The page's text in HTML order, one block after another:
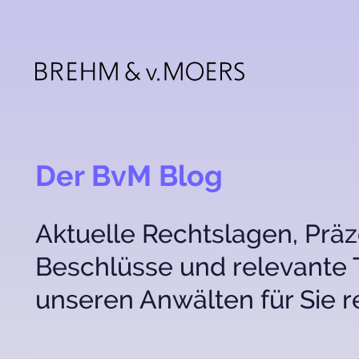
content
Der BvM Blog
Aktuelle Rechtslagen,
Beschlüsse und relevante
unseren Anwälten für Sie